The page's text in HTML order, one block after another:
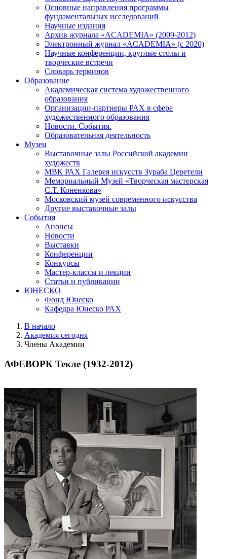
Основные направления программы
фундаментальных исследований
Научные издания
Архив журнала «ACADEMIA» (2009-2012)
Электронный журнал «ACADEMIA» (с 2020)
Научные конференции, круглые столы и
творческие встречи
Словарь терминов
Образование
Академическая система художественного
образования
Организации-партнеры РАХ в сфере
художественного образования
Новости. События.
Образовательная деятельность
Музеи
Выставочные залы Российской академии
художеств
МВК РАХ Галерея искусств Зураба Церетели
Мемориальный Музей «Творческая мастерская
С.Т. Коненкова»
Московский музей современного искусства
Другие выставочные залы
События
Анонсы
Новости
Выставки
Конференции
Конкурсы
Мастер-классы и лекции
Статьи и публикации
ЮНЕСКО
Фонд Юнеско
Кафедра Юнеско РАХ
В начало
Академия сегодня
Члены Академии
АФЕВОРК Текле (1932-2012)